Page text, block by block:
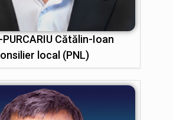
PURCARIU Cătălin-Ioan
local (PNL)